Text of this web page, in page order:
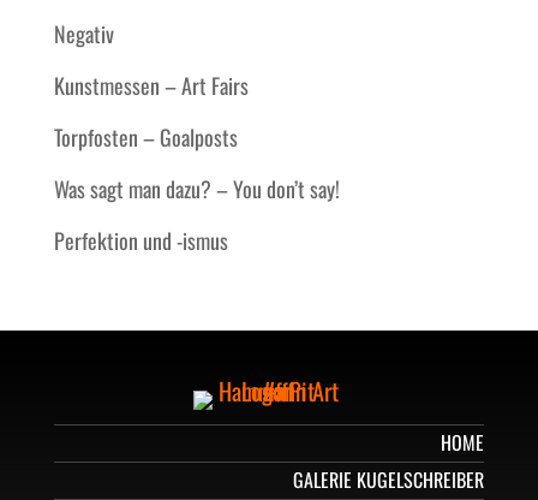
Negativ
Kunstmessen – Art Fairs
Torpfosten – Goalposts
Was sagt man dazu? – You don’t say!
Perfektion und -ismus
HOME
GALERIE KUGELSCHREIBER